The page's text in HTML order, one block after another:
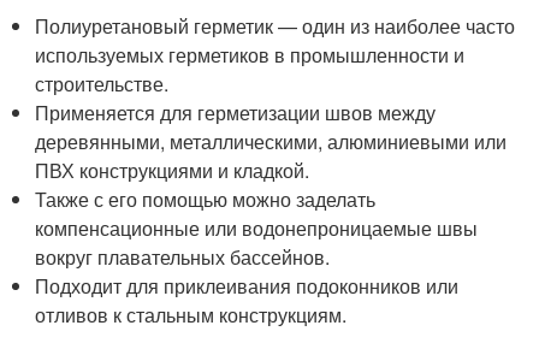
Полиуретановый герметик — один из наиболее часто
используемых герметиков в промышленности и
строительстве.
Применяется для герметизации швов между
деревянными, металлическими, алюминиевыми или
ПВХ конструкциями и кладкой.
Также с его помощью можно заделать
компенсационные или водонепроницаемые швы
вокруг плавательных бассейнов.
Подходит для приклеивания подоконников или
отливов к стальным конструкциям.